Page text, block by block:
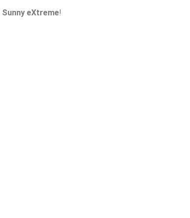
Sunny eXtreme!